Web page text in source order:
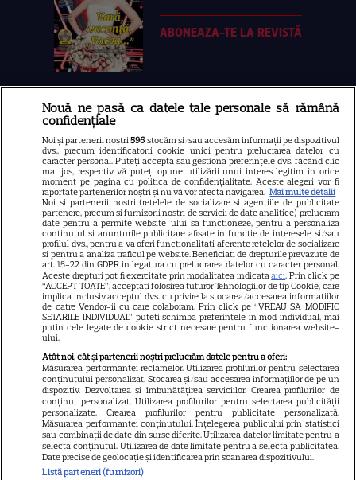
ABONEAZA-TE LA REVISTĂ
Libertatea
Libertatea pentru femei
GSP
Știri mondene
Avantaje
Elle
Unica
Retete practice
URMĂREȘTE-NE PE
Copyright2026Ringier Romania – Toate Drepturile rezervate
Nouă ne pasă ca datele tale personale să rămână
confidențiale
Noi și partenerii noștri596 stocăm și/sau accesăm informații pe dispozitivul
dvs., precum identificatorii cookie unici pentru prelucrarea datelor cu
caracter personal. Puteți accepta sau gestiona preferințele dvs. făcând clic
mai jos, respectiv vă puteți opune utilizării unui interes legitim în orice
moment pe pagina cu politica de confidențialitate. Aceste alegeri vor fi
raportate partenerilor noștri și nu vă vor afecta navigarea. Mai multe detalii
Noi si partenerii nostri (retelele de socializare si agentiile de publicitate
partenere, precum si furnizorii nostri de servicii de date analitice) prelucram
date pentru a permite website-ului sa functioneze, pentru a personaliza
continutul si anunturile publicitare afisate in functie de interesele si/sau
profilul dvs., pentru a va oferi functionalitati aferente retelelor de socializare
si pentru a analiza traficul pe website. Beneficiati de drepturile prevazute de
art. 15-22 din GDPR in legatura cu prelucrarea datelor cu caracter personal.
Aceste drepturi pot fi exercitate prin modalitatea indicataaici. Prin click pe
“ACCEPT TOATE”, acceptati folosirea tuturor Tehnologiilor de tip Cookie, care
implica inclusiv acceptul dvs. cu privire la stocarea/accesarea informatiilor
de catre Vendor-ii cu care colaboram. Prin click pe “VREAU SA MODIFIC
SETARILE INDIVIDUAL” puteti schimba preferintele in mod individual, mai
putin cele legate de cookie strict necesare pentru functionarea website-
ului.
Atât noi, cât și partenerii noștri prelucrăm datele pentru a oferi:
Măsurarea performanței reclamelor. Utilizarea profilurilor pentru selectarea
conținutului personalizat. Stocarea și/sau accesarea informațiilor de pe un
dispozitiv. Dezvoltarea și îmbunătățirea serviciilor. Crearea profilurilor de
conținut personalizat. Utilizarea profilurilor pentru selectarea publicității
personalizate. Crearea profilurilor pentru publicitate personalizată.
Măsurarea performanței conținutului. Înțelegerea publicului prin statistici
sau combinații de date din surse diferite. Utilizarea datelor limitate pentru a
selecta conținutul. Utilizarea de date limitate pentru a selecta publicitatea.
Date precise de geolocație și identificarea prin scanarea dispozitivului.
Listă parteneri (furnizori)